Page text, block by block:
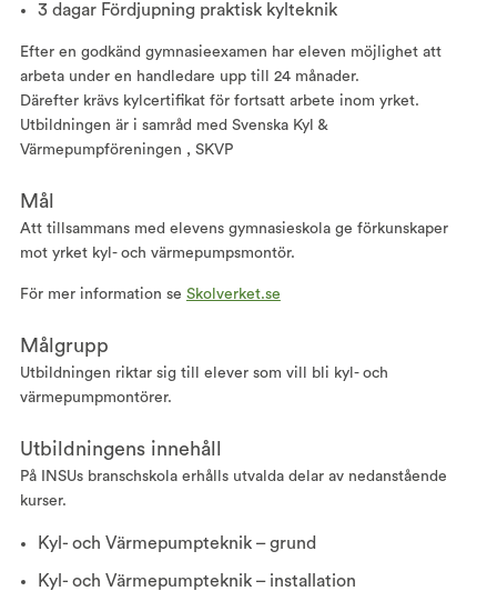
3 dagar Fördjupning praktisk kylteknik
Efter en godkänd gymnasieexamen har eleven möjlighet att
arbeta under en handledare upp till 24 månader.
Därefter krävs kylcertifikat för fortsatt arbete inom yrket.
Utbildningen är i samråd med Svenska Kyl &
Värmepumpföreningen , SKVP
Mål
Att tillsammans med elevens gymnasieskola ge förkunskaper
mot yrket kyl- och värmepumpsmontör.
För mer information se Skolverket.se
Målgrupp
Utbildningen riktar sig till elever som vill bli kyl- och
värmepumpmontörer.
Utbildningens innehåll
På INSUs branschskola erhålls utvalda delar av nedanstående
kurser.
Kyl- och Värmepumpteknik – grund
Kyl- och Värmepumpteknik – installation